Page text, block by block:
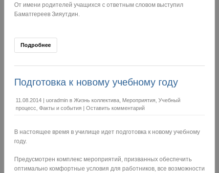
От имени родителей учащихся с ответным словом выступил
Баматгереев Зияутдин.
Подробнее
Подготовка к новому учебному году
11.08.2014 | uoradmin в Жизнь коллектива Мероприятия Учебный
процесс Факты и события | Оставить комментарий
В настоящее время в училище идет подготовка к новому учебному
году.
Предусмотрен комплекс мероприятий, призванных обеспечить
оптимально комфортные условия для работников, все возможности